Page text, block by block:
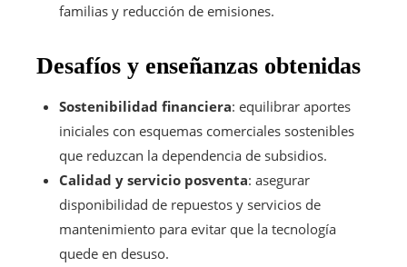
familias y reducción de emisiones.
Desafíos y enseñanzas obtenidas
Sostenibilidad financiera: equilibrar aportes
iniciales con esquemas comerciales sostenibles
que reduzcan la dependencia de subsidios.
Calidad y servicio posventa: asegurar
disponibilidad de repuestos y servicios de
mantenimiento para evitar que la tecnología
quede en desuso.